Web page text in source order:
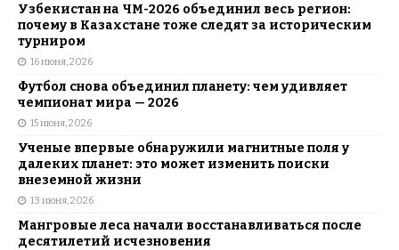
Узбекистан на ЧМ-2026 объединил весь регион:
почему в Казахстане тоже следят за историческим
турниром
16 июня, 2026
Футбол снова объединил планету: чем удивляет
чемпионат мира — 2026
15 июня, 2026
Ученые впервые обнаружили магнитные поля у
далеких планет: это может изменить поиски
внеземной жизни
13 июня, 2026
Мангровые леса начали восстанавливаться после
десятилетий исчезновения